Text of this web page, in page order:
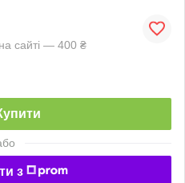
сайті — 400 ₴
з